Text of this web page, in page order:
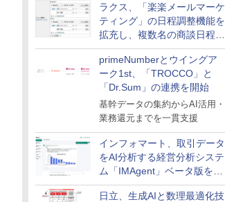
ラクス、「楽楽メールマーケ
ティング」の日程調整機能を
拡充し、複数名の商談日程調
整を効率化
primeNumberとウイングア
ーク1st、「TROCCO」と
「Dr.Sum」の連携を開始
基幹データの集約からAI活用・
業務還元までを一貫支援
インフォマート、取引データ
をAI分析する経営分析システ
ム「IMAgent」ベータ版を提
供
日立、生成AIと数理最適化技